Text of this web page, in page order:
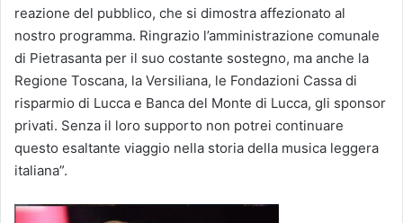
reazione del pubblico, che si dimostra affezionato al
nostro programma. Ringrazio l’amministrazione comunale
di Pietrasanta per il suo costante sostegno, ma anche la
Regione Toscana, la Versiliana, le Fondazioni Cassa di
risparmio di Lucca e Banca del Monte di Lucca, gli sponsor
privati. Senza il loro supporto non potrei continuare
questo esaltante viaggio nella storia della musica leggera
italiana”.